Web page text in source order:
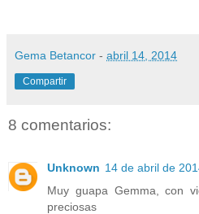
Gema Betancor - abril 14, 2014
Compartir
8 comentarios:
Unknown 14 de abril de
Muy guapa Gemma, con
preciosas